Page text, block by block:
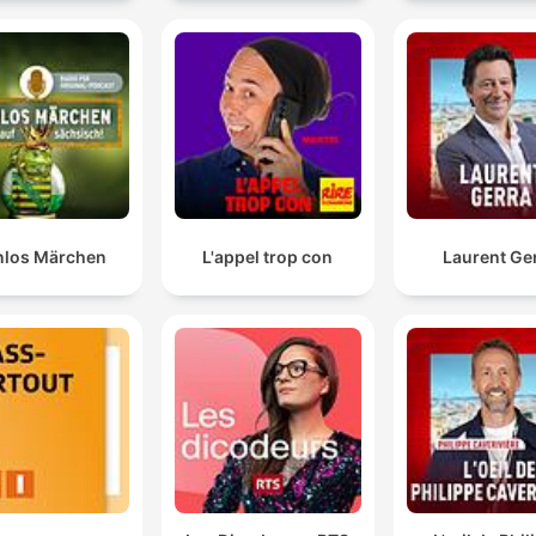
Märchen L'appel trop con Laurent